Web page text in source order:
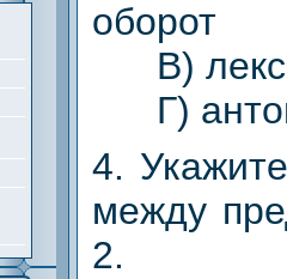
оборот
В)
Г)
4.
между
2.